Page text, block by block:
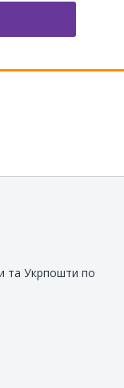
та Укрпошти по